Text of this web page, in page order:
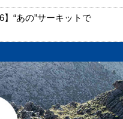
】“あの”サーキットで